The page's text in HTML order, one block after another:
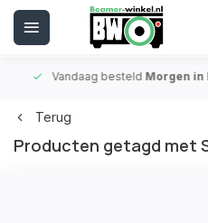
Vandaag besteldMorgen in
Terug
Producten getagd met